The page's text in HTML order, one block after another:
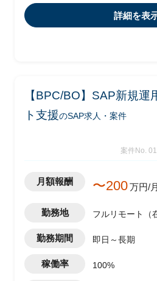
は以下の業務を
-顧客フェイシ
詳細を表
【BPC/BO】SAP新規運
ト支援のSAP求人・案件
案件No.
月額報酬 〜200万円/
勤務地 フルリモート（
勤務期間 即日～長期
稼働率 100%